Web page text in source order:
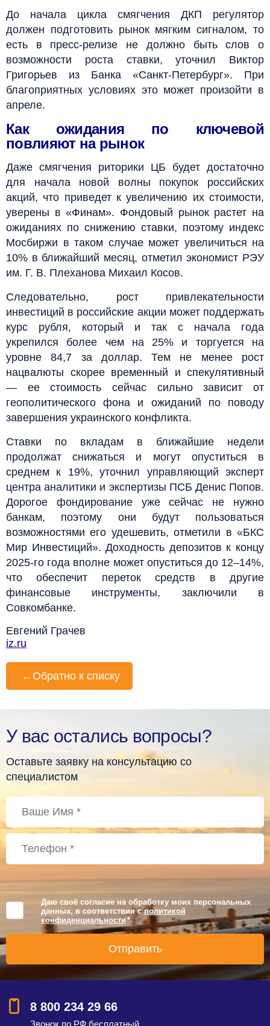
До начала цикла смягчения ДКП регулятор
должен подготовить рынок мягким сигналом, то
есть в пресс-релизе не должно быть слов о
возможности роста ставки, уточнил Виктор
Григорьев из Банка «Санкт-Петербург». При
благоприятных условиях это может произойти в
апреле.
Как ожидания по ключевой
повлияют на рынок
Даже смягчения риторики ЦБ будет достаточно
для начала новой волны покупок российских
акций, что приведет к увеличению их стоимости,
уверены в «Финам». Фондовый рынок растет на
ожиданиях по снижению ставки, поэтому индекс
Мосбиржи в таком случае может увеличиться на
10% в ближайший месяц, отметил экономист РЭУ
им. Г. В. Плеханова Михаил Косов.
Следовательно, рост привлекательности
инвестиций в российские акции может поддержать
курс рубля, который и так с начала года
укрепился более чем на 25% и торгуется на
уровне 84,7 за доллар. Тем не менее рост
нацвалюты скорее временный и спекулятивный
— ее стоимость сейчас сильно зависит от
геополитического фона и ожиданий по поводу
завершения украинского конфликта.
Ставки по вкладам в ближайшие недели
продолжат снижаться и могут опуститься в
среднем к 19%, уточнил управляющий эксперт
центра аналитики и экспертизы ПСБ Денис Попов.
Дорогое фондирование уже сейчас не нужно
банкам, поэтому они будут пользоваться
возможностями его удешевить, отметили в «БКС
Мир Инвестиций». Доходность депозитов к концу
2025-го года вполне может опуститься до 12–14%,
что обеспечит переток средств в другие
финансовые инструменты, заключили в
Совкомбанке.
Евгений Грачев
iz.ru
← Обратно к списку
У вас остались вопросы?
Оставьте заявку на консультацию со
специалистом
Даю своё согласие на обработку моих персональных
данных, в соответствии сполитикой
конфиденциальности *
8 800 234 29 66
Звонок по РФ бесплатный